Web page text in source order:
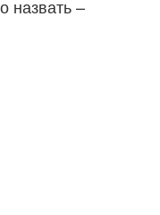
назвать –